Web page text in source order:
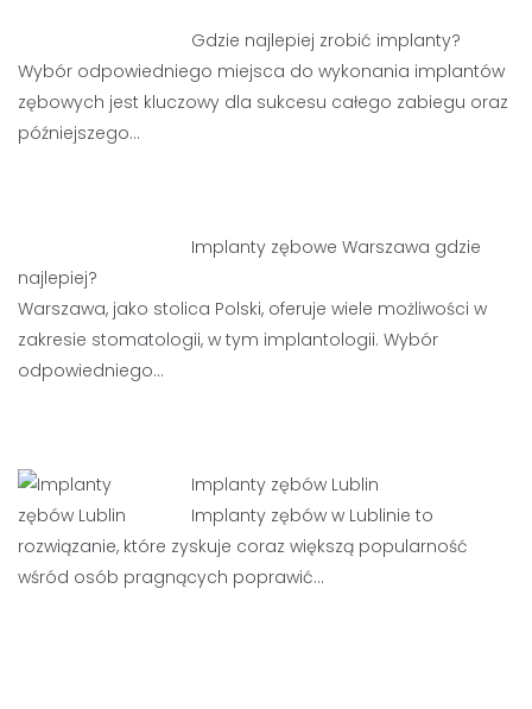
Gdzie najlepiej zrobić implanty?
Wybór odpowiedniego miejsca do wykonania implantów
zębowych jest kluczowy dla sukcesu całego zabiegu oraz
późniejszego…
Implanty zębowe Warszawa gdzie
najlepiej?
Warszawa, jako stolica Polski, oferuje wiele możliwości w
zakresie stomatologii, w tym implantologii. Wybór
odpowiedniego…
Implanty zębów Lublin
Implanty zębów w Lublinie to
rozwiązanie, które zyskuje coraz większą popularność
wśród osób pragnących poprawić…